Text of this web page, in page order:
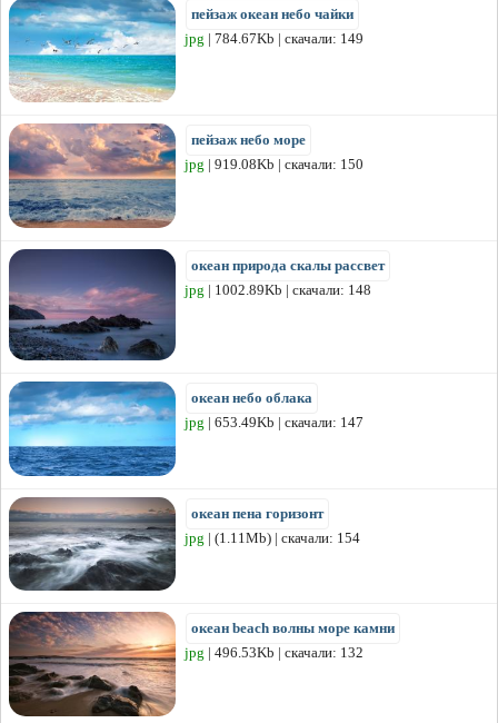
пейзаж океан небо чайки
jpg | 784.67Kb | скачали: 149
пейзаж небо море
jpg | 919.08Kb | скачали: 150
океан природа скалы рассвет
jpg | 1002.89Kb | скачали: 148
океан небо облака
jpg | 653.49Kb | скачали: 147
океан пена горизонт
jpg | (1.11Mb) | скачали: 154
океан beach волны море камни
jpg | 496.53Kb | скачали: 132